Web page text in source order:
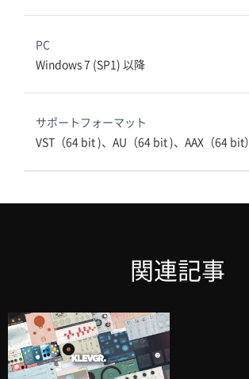
PC
Windows 7 (SP1) 以降
サポートフォーマット
VST（64 bit )、AU（64 bit )、AAX（64 bit）
関連記事